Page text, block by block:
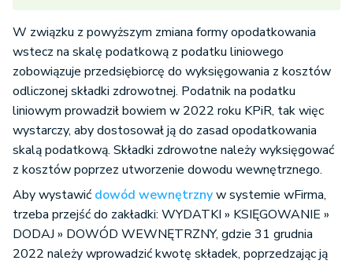
W związku z powyższym zmiana formy opodatkowania
wstecz na skalę podatkową z podatku liniowego
zobowiązuje przedsiębiorcę do wyksięgowania z kosztów
odliczonej składki zdrowotnej. Podatnik na podatku
liniowym prowadził bowiem w 2022 roku KPiR, tak więc
wystarczy, aby dostosował ją do zasad opodatkowania
skalą podatkową. Składki zdrowotne należy wyksięgować
z kosztów poprzez utworzenie dowodu wewnętrznego.
Aby wystawić dowód wewnętrznyw systemie wFirma,
trzeba przejść do zakładki: WYDATKI » KSIĘGOWANIE »
DODAJ » DOWÓD WEWNĘTRZNY, gdzie 31 grudnia
2022 należy wprowadzić kwotę składek, poprzedzając ją